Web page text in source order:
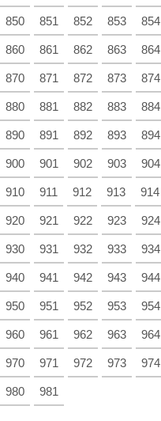
850 851 852 853 854
860 861 862 863 864
870 871 872 873 874
880 881 882 883 884
890 891 892 893 894
900 901 902 903 904
910 911 912 913 914
920 921 922 923 924
930 931 932 933 934
940 941 942 943 944
950 951 952 953 954
960 961 962 963 964
970 971 972 973 974
980 981